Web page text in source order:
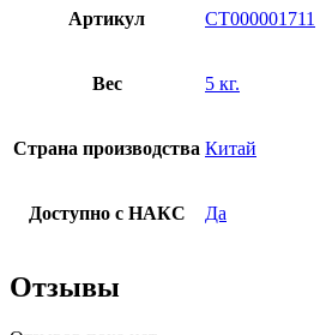
Артикул СТ000001711
Вес 5 кг.
Страна производства Китай
Доступно с НАКС Да
Отзывы